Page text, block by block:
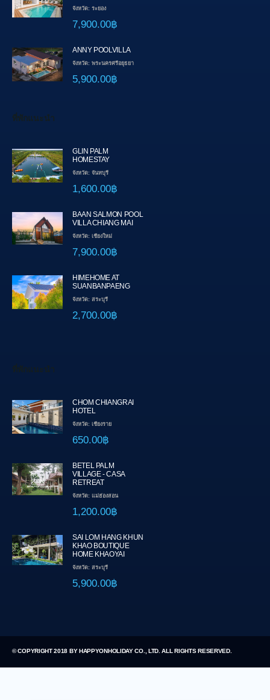
จังหวัด: ระยอง
7,900.00฿
ANNY POOLVILLA
จังหวัด: พระนครศรีอยุธยา
5,900.00฿
ที่พักแนะนำ
GLIN PALM
HOMESTAY
จังหวัด: จันทบุรี
1,600.00฿
BAAN SALMON POOL
VILLA CHIANG MAI
จังหวัด: เชียงใหม่
7,900.00฿
HIMEHOME AT
SUANBANPAENG
จังหวัด: สระบุรี
2,700.00฿
ที่พักแนะนำ
CHOM CHIANGRAI
HOTEL
จังหวัด: เชียงราย
650.00฿
BETEL PALM
VILLAGE - CASA
RETREAT
จังหวัด: แม่ฮ่องสอน
1,200.00฿
SAI LOM HANG KHUN
KHAO BOUTIQUE
HOME KHAOYAI
จังหวัด: สระบุรี
5,900.00฿
© COPYRIGHT 2018 BY HAPPYONHOLIDAY CO., LTD. ALL RIGHTS RESERVED.